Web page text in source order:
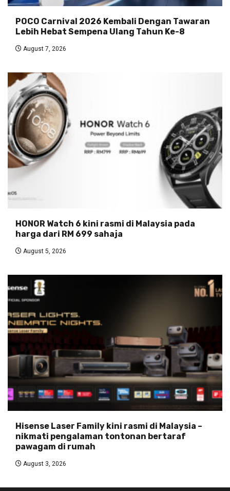
POCO Carnival 2026 Kembali Dengan Tawaran
Lebih Hebat Sempena Ulang Tahun Ke-8
August 7, 2026
HONOR Watch 6 kini rasmi di Malaysia pada
harga dari RM 699 sahaja
August 5, 2026
Hisense Laser Family kini rasmi di Malaysia –
nikmati pengalaman tontonan bertaraf
pawagam di rumah
August 3, 2026